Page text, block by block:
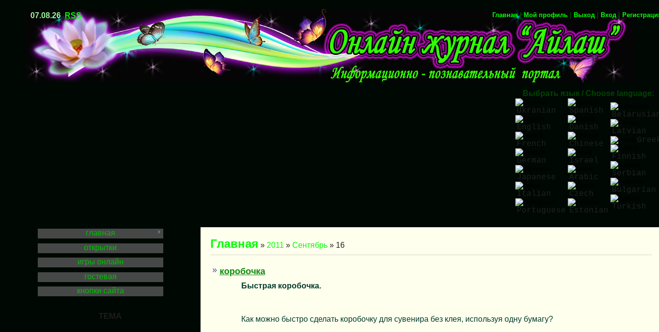
07.08.26RSS Главная| Мой профиль| Выход| Вход|
Выбрать язык / Choose language:
Ukranian
English
French
German
Japanese
Italian
Portuguese
Spanish
Danish
Chinese
Israel
Arabic
Czech
Estonian
Latvian
Finnish
Serbian
Bulgarian
Turkish
главная
открытки
игры онлайн
гостевая
кнопки сайта
ТЕМА
Главная » 2011 » Сентябрь » 16
коробочка
Быстрая коробочка.
Как можно быстро сделать коробочку для сувенира без клея, используя одну бумагу?